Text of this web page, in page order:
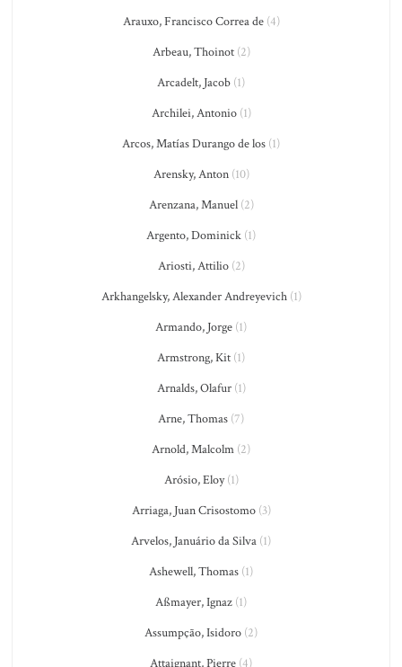
Arauxo, Francisco Correa de(4)
Arbeau, Thoinot(2)
Arcadelt, Jacob (1)
Archilei, Antonio(1)
Arcos, Matías Durango de los (1)
Arensky, Anton(10)
Arenzana, Manuel(2)
Argento, Dominick (1)
Ariosti, Attilio(2)
Arkhangelsky, Alexander Andreyevich(1)
Armando, Jorge (1)
Armstrong, Kit (1)
Arnalds, Olafur(1)
Arne, Thomas (7)
Arnold, Malcolm (2)
Arósio, Eloy(1)
Arriaga, Juan Crisostomo(3)
Arvelos, Januário da Silva (1)
Ashewell, Thomas (1)
Aßmayer, Ignaz (1)
Assumpção, Isidoro (2)
Attaignant, Pierre (4)